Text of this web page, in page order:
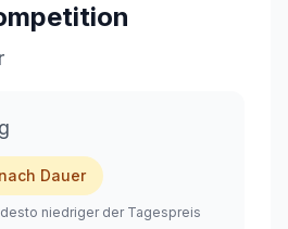
963-584-279
Dauer
niedriger der Tagespreis